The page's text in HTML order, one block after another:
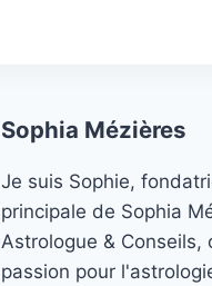
Sophia Mézières
Je suis Sophie,
principale de Sophia
Astrologue & Conseils,
passion pour